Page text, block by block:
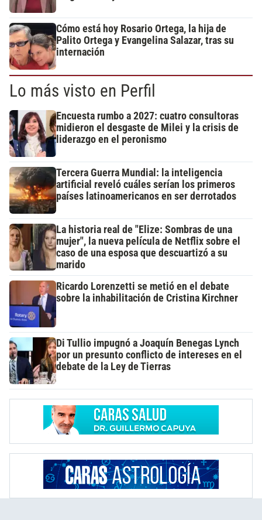
Cómo está hoy Rosario Ortega, la hija de
Palito Ortega y Evangelina Salazar, tras su
internación
Lo más visto en Perfil
Encuesta rumbo a 2027: cuatro consultoras
midieron el desgaste de Milei y la crisis de
liderazgo en el peronismo
Tercera Guerra Mundial: la inteligencia
artificial reveló cuáles serían los primeros
países latinoamericanos en ser derrotados
La historia real de "Elize: Sombras de una
mujer", la nueva película de Netflix sobre el
caso de una esposa que descuartizó a su
marido
Ricardo Lorenzetti se metió en el debate
sobre la inhabilitación de Cristina Kirchner
Di Tullio impugnó a Joaquín Benegas Lynch
por un presunto conflicto de intereses en el
debate de la Ley de Tierras